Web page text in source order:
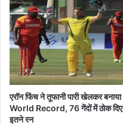
एरॉन फिंच ने तूफानी पारी खेलकर बनाया
World Record, 76 गेंदों में ठोक दिए
इतने रन